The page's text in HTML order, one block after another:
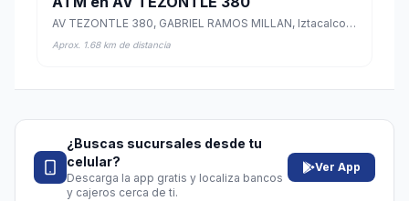
AV TEZONTLE 380, GABRIEL RAMOS MILLAN, Iztacalco, Ciudad de México
Aprox. 1.68 km de distancia
¿Buscas sucursales desde tu
celular?
Descarga la app gratis y localiza bancos
y cajeros cerca de ti.
Ver App